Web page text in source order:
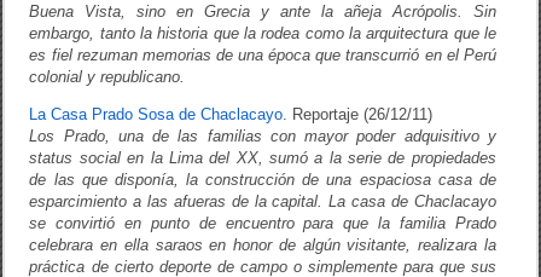
Buena Vista, sino en Grecia y ante la añeja Acrópolis. Sin
embargo, tanto la historia que la rodea como la arquitectura que le
es fiel rezuman memorias de una época que transcurrió en el Perú
colonial y republicano.
La Casa Prado Sosa de Chaclacayo . Reportaje (26/12/11)
Los Prado, una de las familias con mayor poder adquisitivo y
status social en la Lima del XX, sumó a la serie de propiedades
de las que disponía, la construcción de una espaciosa casa de
esparcimiento a las afueras de la capital. La casa de Chaclacayo
se convirtió en punto de encuentro para que la familia Prado
celebrara en ella saraos en honor de algún visitante, realizara la
práctica de cierto deporte de campo o simplemente para que sus